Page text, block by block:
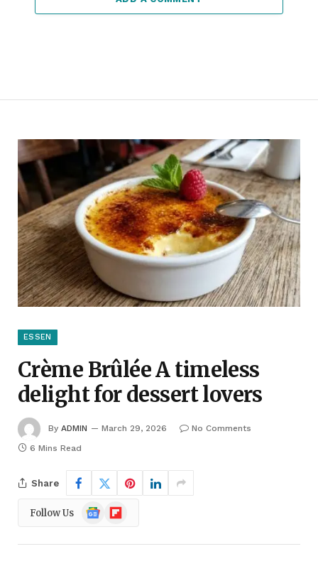
ESSEN
Crème Brûlée A timeless
delight for dessert lovers
By ADMIN March 29, 2026
No Comments
6 Mins Read
Share
Follow Us
Google
News
Flipboard